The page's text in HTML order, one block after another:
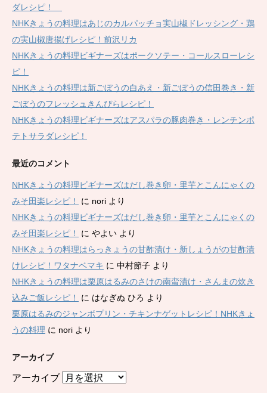
ダレシピ！
NHKきょうの料理はあじのカルパッチョ実山椒ドレッシング・鶏
の実山椒唐揚げレシピ！前沢リカ
NHKきょうの料理ビギナーズはポークソテー・コールスローレシ
ピ！
NHKきょうの料理は新ごぼうの白あえ・新ごぼうの信田巻き・新
ごぼうのフレッシュきんぴらレシピ！
NHKきょうの料理ビギナーズはアスパラの豚肉巻き・レンチンポ
テトサラダレシピ！
最近のコメント
NHKきょうの料理ビギナーズはだし巻き卵・里芋とこんにゃくの
みそ田楽レシピ！
に nori より
NHKきょうの料理ビギナーズはだし巻き卵・里芋とこんにゃくの
みそ田楽レシピ！
に やよい より
NHKきょうの料理はらっきょうの甘酢漬け・新しょうがの甘酢漬
けレシピ！ワタナベマキ に 中村節子 より
NHKきょうの料理は栗原はるみのさけの南蛮漬け・さんまの炊き
込みご飯レシピ！
に はなぎぬ ひろ より
栗原はるみのジャンボプリン・チキンナゲットレシピ！NHKきょ
うの料理 に nori より
アーカイブ
アーカイブ